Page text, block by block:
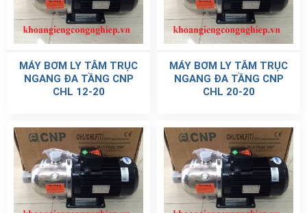
MÁY BƠM LY TÂM TRỤC
NGANG ĐA TẦNG CNP
CHL 12-20
MÁY BƠM LY TÂM TRỤC
NGANG ĐA TẦNG CNP
CHL 20-20